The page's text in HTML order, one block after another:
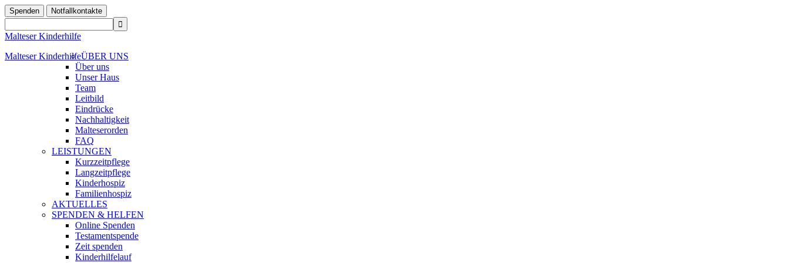
Spenden Notfallkontakte
Malteser Kinderhilfe
Malteser KinderhilfeÜBER UNS
Über uns
Unser Haus
Team
Leitbild
Eindrücke
Nachhaltigkeit
Malteserorden
FAQ
LEISTUNGEN
Kurzzeitpflege
Langzeitpflege
Kinderhospiz
Familienhospiz
AKTUELLES
SPENDEN & HELFEN
Online Spenden
Testamentspende
Zeit spenden
Kinderhilfelauf